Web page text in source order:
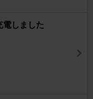
電しました